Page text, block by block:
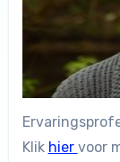
Klik hier voor